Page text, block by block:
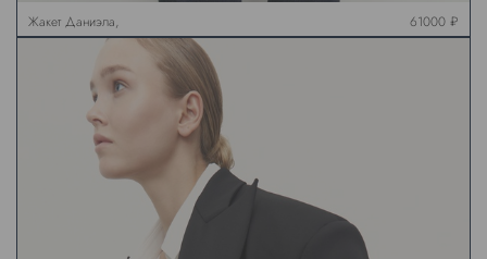
Жакет Даниэла,
коричневый
61000 ₽